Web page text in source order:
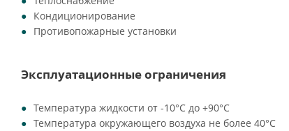
Кондиционирование
Противопожарные установки
Эксплуатационные ограничения
Температура жидкости от -10°C до +90°C
Температура окружающего воздуха не более 40°C